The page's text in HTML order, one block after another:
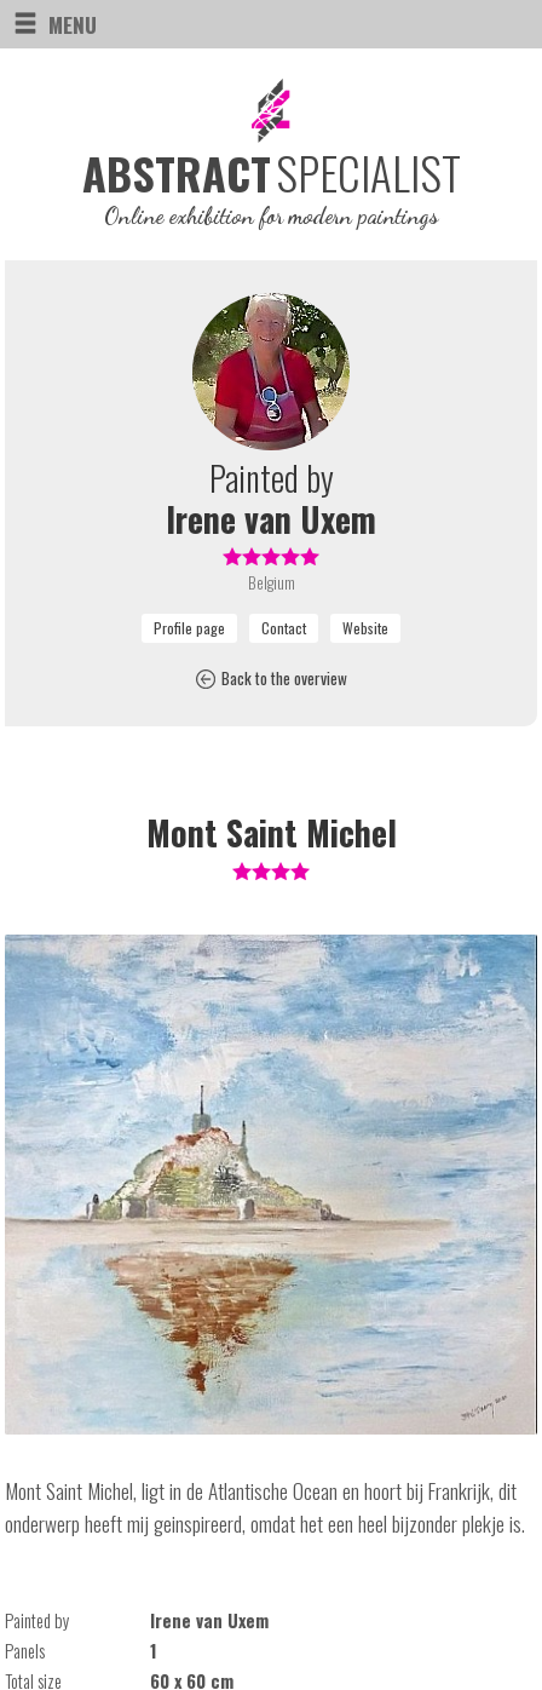
MENU
ABSTRACTSPECIALIST
Online exhibition for modern paintings
Painted by
Irene van Uxem
Belgium
Back to the overview
Mont Saint Michel
Mont Saint Michel, ligt in de Atlantische Ocean en hoort bij Frankrijk, dit
onderwerp heeft mij geinspireerd, omdat het een heel bijzonder plekje is.
Painted by
Irene van Uxem
Panels
1
Total size
60 x 60 cm